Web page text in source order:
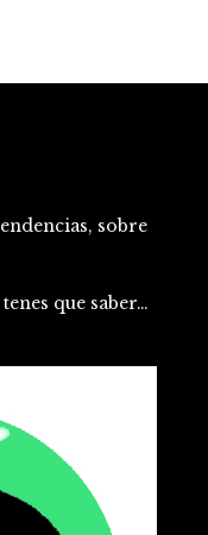
sobre
que saber…